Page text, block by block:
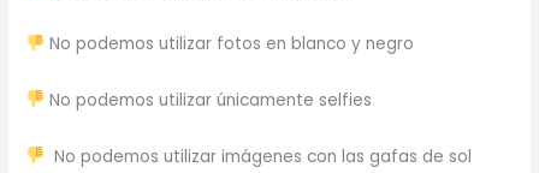
No podemos utilizar fotos en blanco y negro
No podemos utilizar únicamente selfies
No podemos utilizar imágenes con las gafas de sol